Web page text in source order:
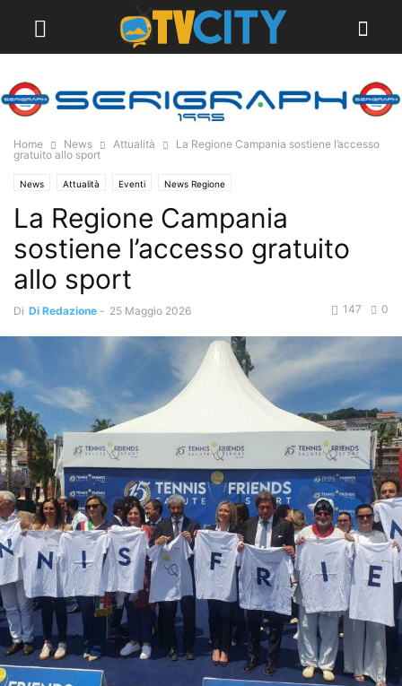
Home News Attualità
La Regione Campania sostiene l’accesso
gratuito allo sport
News Attualità Eventi News Regione
La Regione Campania
sostiene l’accesso gratuito
allo sport
Di Di Redazione - 25 Maggio 2026 0
147